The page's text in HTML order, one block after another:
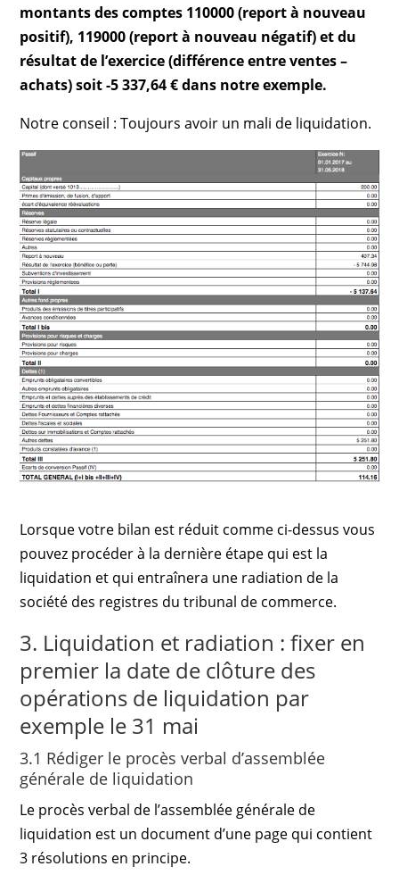
montants des comptes 110000 (report à nouveau
positif), 119000 (report à nouveau négatif) et du
résultat de l’exercice (différence entre ventes –
achats) soit -5 337,64 € dans notre exemple.
Notre conseil : Toujours avoir un mali de liquidation.
Lorsque votre bilan est réduit comme ci-dessus vous
pouvez procéder à la dernière étape qui est la
liquidation et qui entraînera une radiation de la
société des registres du tribunal de commerce.
3. Liquidation et radiation : fixer en
premier la date de clôture des
opérations de liquidation par
exemple le 31 mai
3.1 Rédiger le procès verbal d’assemblée
générale de liquidation
Le procès verbal de l’assemblée générale de
liquidation est un document d’une page qui contient
3 résolutions en principe.